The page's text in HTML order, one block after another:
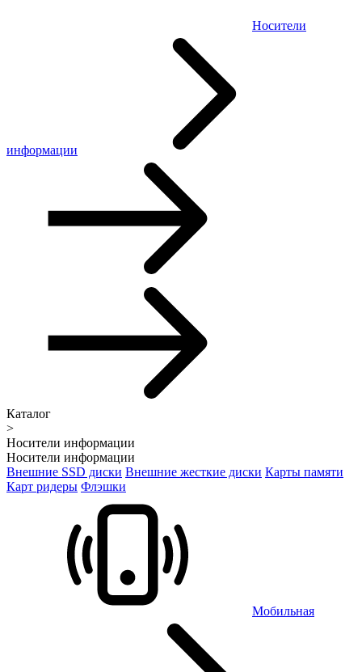
Носители
информации
Каталог
>
Носители информации
Носители информации
Внешние SSD диски Внешние жесткие диски Карты памяти
Карт ридеры Флэшки
Мобильная